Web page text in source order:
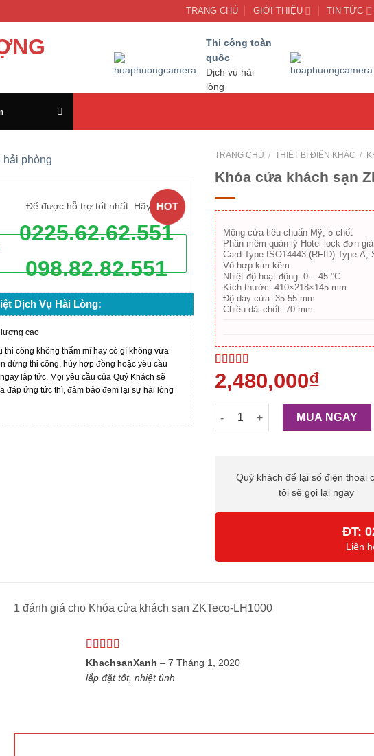
TRANG CHỦ GIỚI THIỆU TIN TỨC
Thi công toàn
quốc
Dịch vụ hài
lòng
HOT
Để được hỗ trợ tốt nhất. Hãy gọi
0225.62.62.551
098.82.82.551
Dịch Vụ Hài Lòng:
lượng cao
thi công không thẩm mĩ hay có gì không vừa
dừng thi công, hủy hợp đồng hoặc yêu cầu
lập tức. Mọi yêu cầu của Quý Khách sẽ
đáp ứng tức thì, đảm bảo đem lại sự hài lòng
TRANG CHỦ / THIẾT BỊ ĐIỆN KHÁC /
Khóa cửa khách sạn
Mộng cửa tiêu chuẩn Mỹ, 5 chốt
Phần mềm quản lý Hotel lock đơn
Card Type ISO14443 (RFID) Type-A,
Vỏ hợp kim kẽm
Nhiệt độ hoạt động: 0 – 45 °C
Kích thước: 410×218×145 mm
Độ dày cửa: 35-55 mm
Chiều dài chốt: 70 mm
4.00
trên
5 dựa trên
1
2,480,000₫
Khóa cửa khách sạn ZKTeco-
MUA NGAY
Quý khách để lại số điện thoại
tôi sẽ gọi lại ngay
ĐT:
Liên
1 đánh giá cho Khóa cửa khách sạn ZKTeco-LH1000
Được xếp
hạng
sao
KhachsanXanh – 7 Tháng 1, 2020
lắp đặt tốt, nhiệt tình